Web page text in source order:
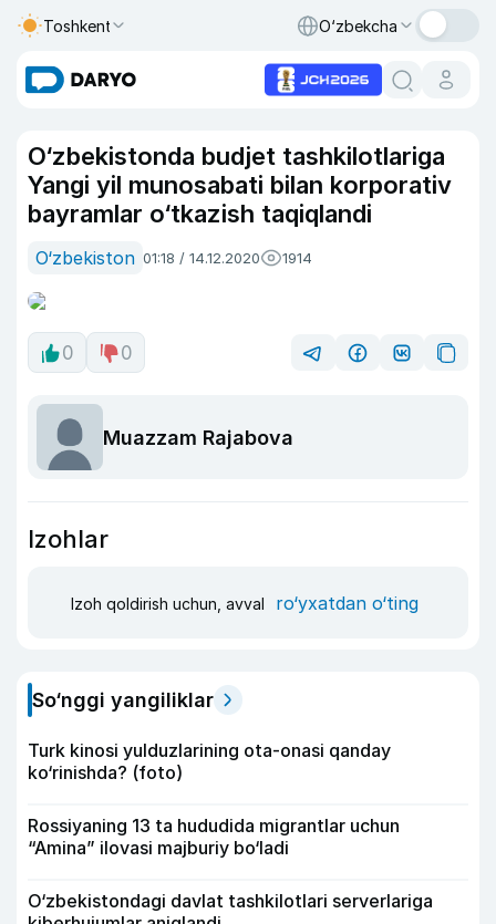
Toshkent O‘zbekcha
O‘zbekistonda budjet tashkilotlariga
Yangi yil munosabati bilan korporativ
bayramlar o‘tkazish taqiqlandi
O‘zbekiston 01:18 / 14.12.2020 1914
0 0
Muazzam Rajabova
Izohlar
Izoh qoldirish uchun, avval ro‘yxatdan o‘ting
So‘nggi yangiliklar
Turk kinosi yulduzlarining ota-onasi qanday
ko‘rinishda? (foto)
Rossiyaning 13 ta hududida migrantlar uchun
“Amina” ilovasi majburiy bo‘ladi
O‘zbekistondagi davlat tashkilotlari serverlariga